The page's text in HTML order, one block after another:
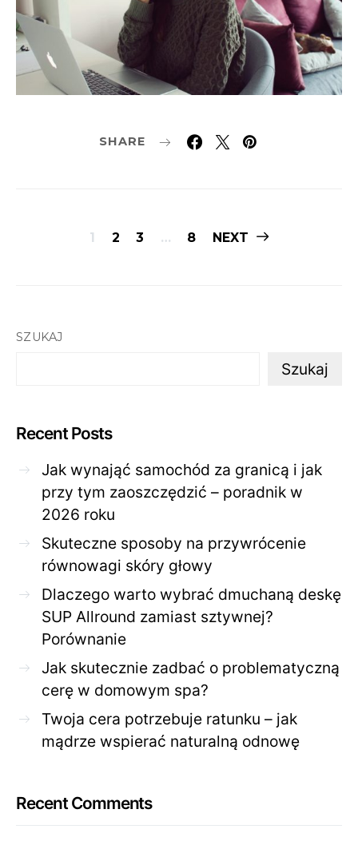
SHARE
Stronicowanie
1 2 3 … 8 NEXT
SZUKAJ
Szukaj
Recent Posts
Jak wynająć samochód za granicą i jak
przy tym zaoszczędzić – poradnik w
2026 roku
Skuteczne sposoby na przywrócenie
równowagi skóry głowy
Dlaczego warto wybrać dmuchaną deskę
SUP Allround zamiast sztywnej?
Porównanie
Jak skutecznie zadbać o problematyczną
cerę w domowym spa?
Twoja cera potrzebuje ratunku – jak
mądrze wspierać naturalną odnowę
Recent Comments